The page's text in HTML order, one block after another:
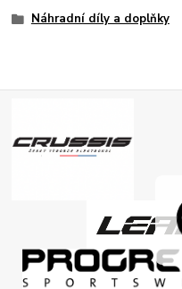
Náhradní díly a doplňky